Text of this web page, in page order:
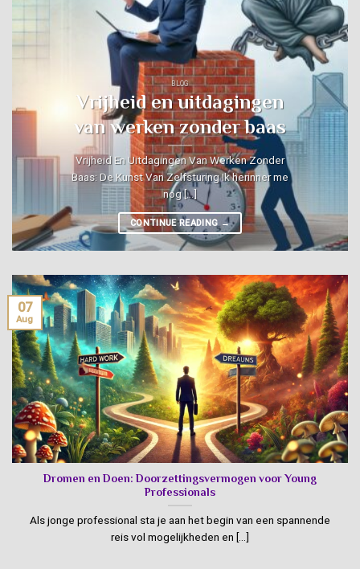
BLOG
Vrijheid en uitdagingen
van werken zonder baas
Vrijheid En Uitdagingen Van Werken Zonder
Baas: De Kunst Van Zelfsturing Ik herinner me
nog [...]
CONTINUE READING →
Dromen en Doen: Doorzettingsvermogen voor Young
Professionals
Als jonge professional sta je aan het begin van een spannende
reis vol mogelijkheden en [...]
07
Aug